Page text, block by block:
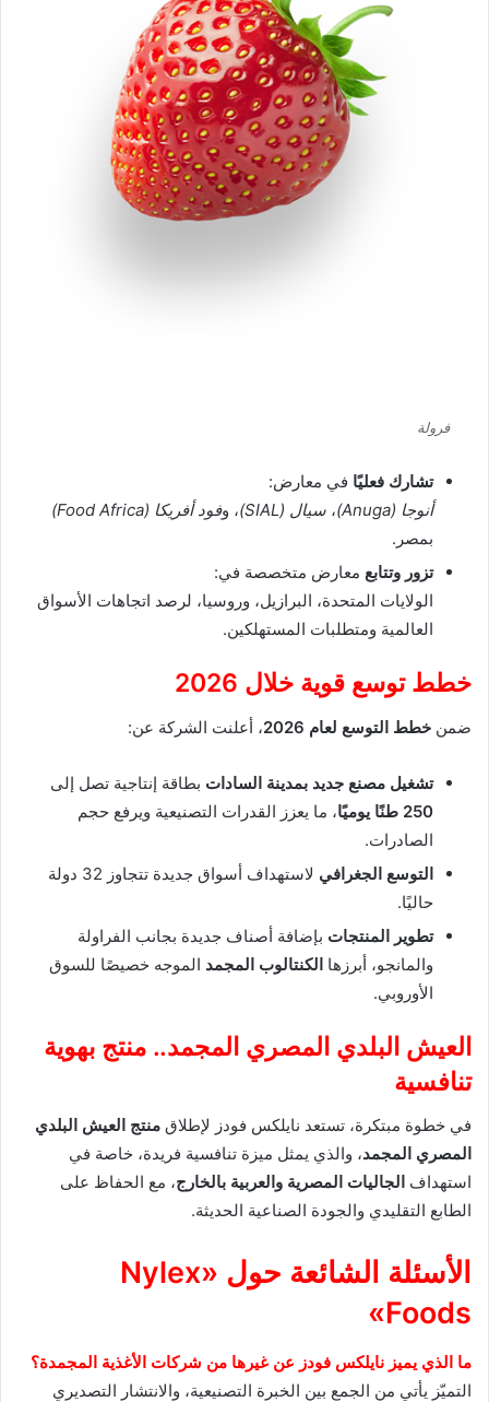
فرولة
تشارك فعليًا في معارض:
أنوجا (Anuga)
، سيال (SIAL) ، وفود أفريكا (Food Africa)
بمصر.
تزور وتتابع معارض متخصصة في:
الولايات المتحدة، البرازيل، وروسيا، لرصد اتجاهات الأسواق
العالمية ومتطلبات المستهلكين.
خطط توسع قوية خلال 2026
ضمن خطط التوسع لعام 2026 ، أعلنت الشركة عن:
تشغيل مصنع جديد بمدينة السادات بطاقة إنتاجية تصل إلى
250 طنًا يوميًا
، ما يعزز القدرات التصنيعية ويرفع حجم
الصادرات.
التوسع الجغرافي
لاستهداف أسواق جديدة تتجاوز 32 دولة
حاليًا.
تطوير المنتجات بإضافة أصناف جديدة بجانب الفراولة
والمانجو، أبرزها الكنتالوب المجمد الموجه خصيصًا للسوق
الأوروبي.
العيش البلدي المصري المجمد.. منتج بهوية
تنافسية
في خطوة مبتكرة، تستعد نايلكس فودز لإطلاق منتج العيش البلدي
المصري المجمد، والذي يمثل ميزة تنافسية فريدة، خاصة في
استهداف الجاليات المصرية والعربية بالخارج، مع الحفاظ على
الطابع التقليدي والجودة الصناعية الحديثة.
الأسئلة الشائعة حول «Nylex
Foods»
ما الذي يميز نايلكس فودز عن غيرها من شركات الأغذية المجمدة؟
التميّز يأتي من الجمع بين الخبرة التصنيعية، والانتشار التصديري